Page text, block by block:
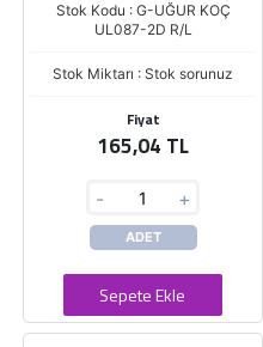
Stok Kodu : G-UĞUR KOÇ
UL087-2D R/L
Stok Miktarı : Stok sorunuz
Fiyat
165,04 TL
- +
ADET
Sepete Ekle